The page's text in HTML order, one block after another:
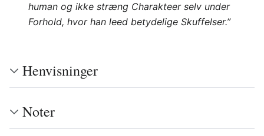
human og ikke stræng Charakteer selv under
Forhold, hvor han leed betydelige Skuffelser.”
Henvisninger
Noter